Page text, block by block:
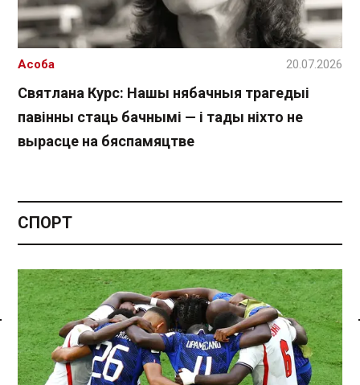
Спасылка без VPN
Святлана Курс: Нашы нябачныя трагедыі
павінны стаць бачнымі — і тады ніхто не
вырасце на бяспамяцтве
Асоба 20.07.2026
СПОРТ